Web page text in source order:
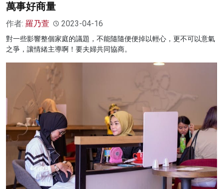
萬事好商量
作者: 羅乃萱 2023-04-16
對一些影響整個家庭的議題，不能隨隨便便掉以輕心，更不可以意氣
之爭，讓情緒主導啊！要夫婦共同協商。